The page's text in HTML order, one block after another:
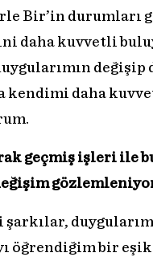
Bir’in durumları
daha kuvvetli
değişip
kendimi daha
geçmiş işleri ile
şarkılar,
öğrendiğim bir